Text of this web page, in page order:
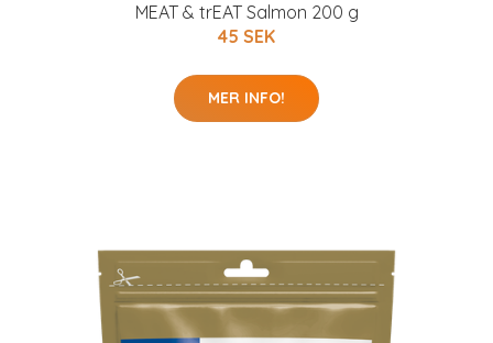
MEAT & trEAT Salmon 200 g
45 SEK
MER INFO!